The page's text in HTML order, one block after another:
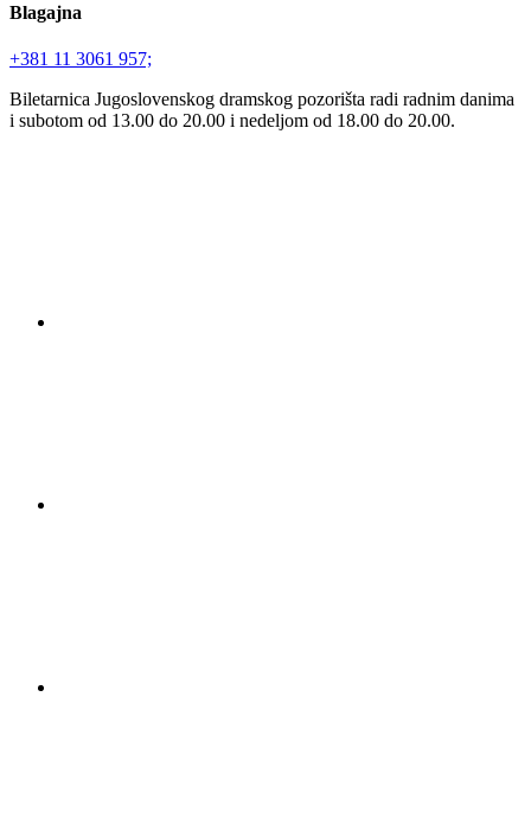
Blagajna
+381 11 3061 957;
Biletarnica Jugoslovenskog dramskog pozorišta radi radnim danima
i subotom od 13.00 do 20.00 i nedeljom od 18.00 do 20.00.